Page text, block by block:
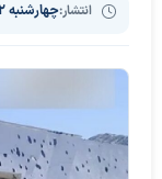
انتشار:چهارشنبه ۱۲ فروردین ۱۴۰۵، ساعت ۱۰:۳۸